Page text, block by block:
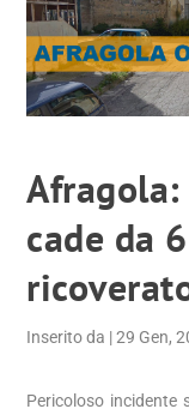
cade da
Inserito da |29 Gen,
Pericoloso incidente